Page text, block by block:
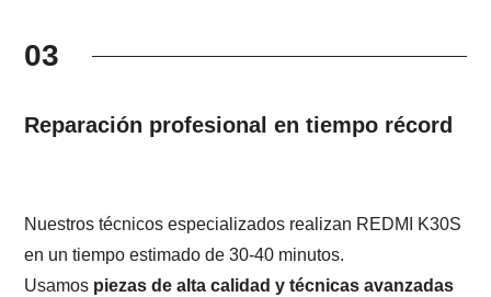
03
Reparación profesional en tiempo récord
Nuestros técnicos especializados realizan REDMI K30S
en un tiempo estimado de 30-40 minutos.
Usamos piezas de alta calidad y técnicas avanzadas